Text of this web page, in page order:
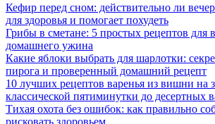
Кефир перед сном: действительно ли
для здоровья и помогает похудеть
Грибы в сметане: 5 простых рецептов для
домашнего ужина
Какие яблоки выбрать для шарлотки:
пирога и проверенный домашний рецепт
10 лучших рецептов варенья из вишни на
классической пятиминутки до десертных
Тихая охота без ошибок: как правильно
рисковать здоровьем